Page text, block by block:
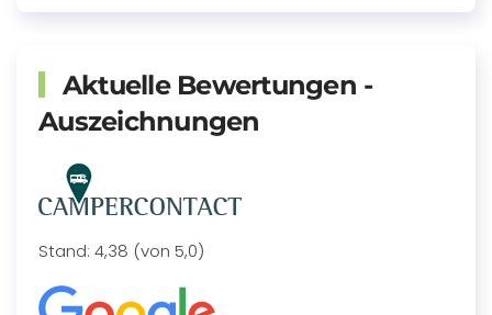
Aktuelle Bewertungen -
Auszeichnungen
Stand: 4,38 (von 5,0)